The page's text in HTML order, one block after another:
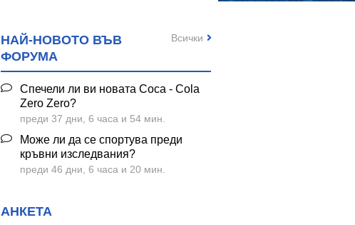
НАЙ-НОВОТО ВЪВ
ФОРУМА
Спечели ли ви новата Coca - Cola
Zero Zero?
преди 37 дни, 6 часа и 54 мин.
Може ли да се спортува преди
кръвни изследвания?
преди 46 дни, 6 часа и 20 мин.
Всички
АНКЕТА